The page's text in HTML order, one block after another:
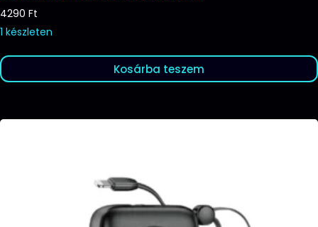
4290 Ft
1 készleten
Kosárba teszem